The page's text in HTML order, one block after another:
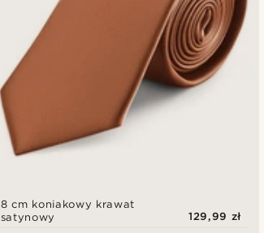
8 cm koniakowy krawat
satynowy
129,99 zł